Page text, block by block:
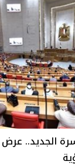
الجديد..